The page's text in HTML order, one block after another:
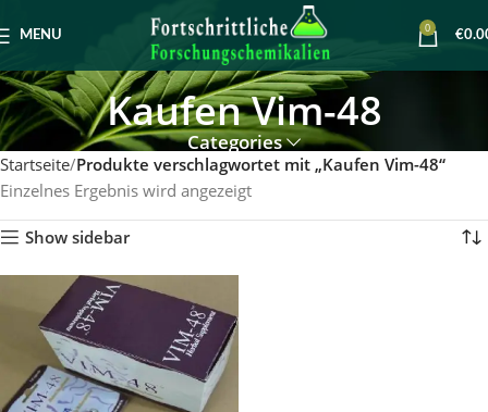
MENU
0
€
Kaufen Vim-48
Categories
Startseite Produkte verschlagwortet mit „Kaufen Vim-48“
Einzelnes Ergebnis wird angezeigt
Show sidebar